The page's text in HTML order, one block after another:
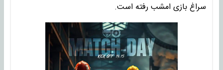
سراغ بازی امشب رفته است.